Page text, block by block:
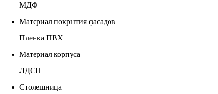
МДФ
Материал покрытия фасадов
Пленка ПВХ
Материал корпуса
ЛДСП
Столешница